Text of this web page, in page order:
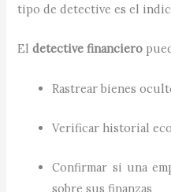
tipo de detective es el
Eldetective financiero
Rastrear bienes
Verificar historial
Confirmar si una
sobre sus finanzas